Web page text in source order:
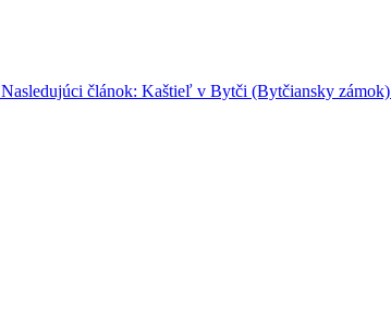
Nasledujúci článok: Kaštieľ v Bytči (Bytčiansky zámok)